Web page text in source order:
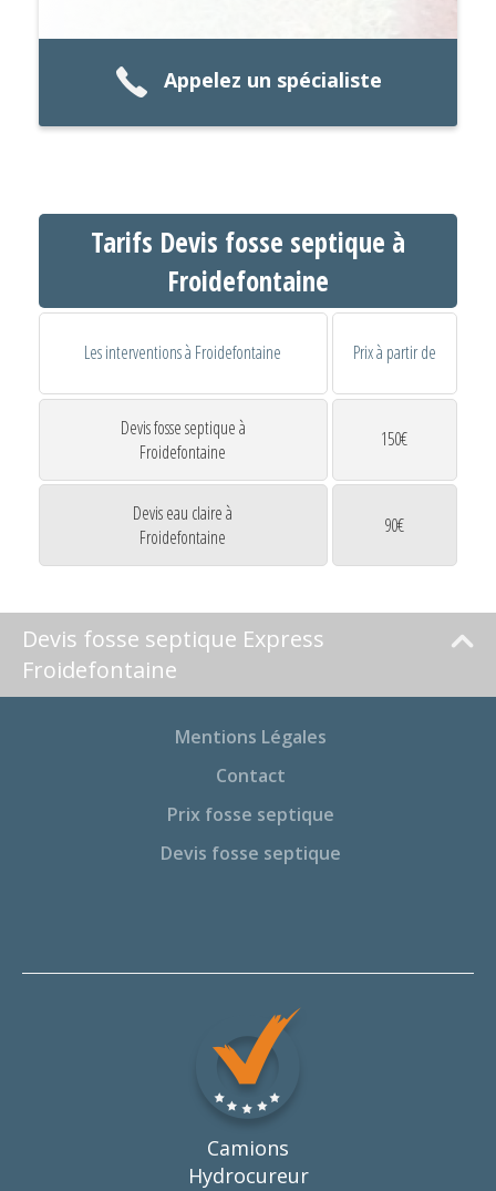
Appelez un spécialiste
Tarifs Devis fosse septique à
Froidefontaine
Les interventions à Froidefontaine Prix à partir de
Devis fosse septique à
Froidefontaine
150€
Devis eau claire à
Froidefontaine
90€
Devis fosse septique Express
Froidefontaine
Mentions Légales
Contact
Prix fosse septique
Devis fosse septique
Camions
Hydrocureur